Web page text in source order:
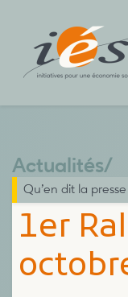
1er
Actualités/
Qu’en dit la